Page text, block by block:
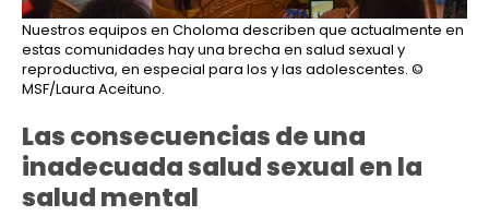
Nuestros equipos en Choloma describen que actualmente en
estas comunidades hay una brecha en salud sexual y
reproductiva, en especial para los y las adolescentes. ©
MSF/Laura Aceituno.
Las consecuencias de una
inadecuada salud sexual en la
salud mental